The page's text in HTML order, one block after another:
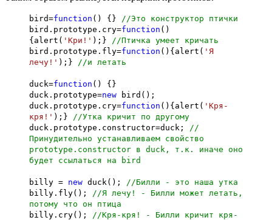
bird=function () {}
//Это конструктор птички
bird.prototype.cry=function ()
{alert( 'Кри!' );}
//Птичка умеет кричать
bird.prototype.fly=function (){alert( 'Я
лечу!' );} //и летать
duck=function () {}
duck.prototype=new bird();
duck.prototype.cry=function (){alert( 'Кря-
кря!' );}
//Утка кричит по другому
duck.prototype.constructor=duck;
//
Принудительно устанавливаем свойство
prototype.constructor в duck, т.к. иначе оно
будет ссылаться на bird
billy = new duck();
//Билли - это наша утка
billy.fly();
//Я лечу! - Билли может летать,
потому что он птица
billy.cry();
//Кря-кря! - Билли кричит кря-